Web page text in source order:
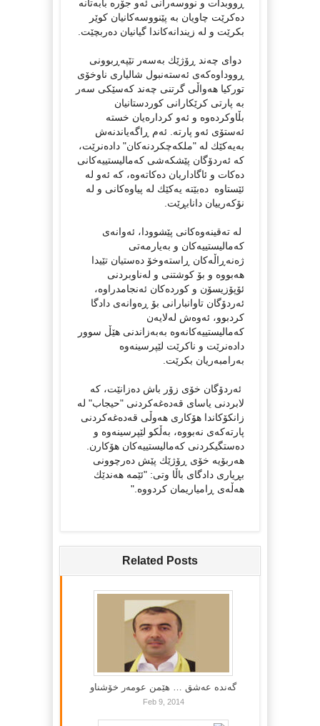
ڕووبدات و نووسه‌رانی ئه‌و جۆره بابه‌تانه
ده‌کرێت چاویان به پێنووسه‌کانیان کوێر
بکرێت و له زیندانه‌کاندا گیانیان ده‌ربچێت.
دوای چه‌ند ڕۆژێك به‌سه‌ر تێپه‌ڕبوونی
ڕووداوه‌که‌ی ئه‌سته‌نبول شالیاری ناوخۆی
تورکیا هه‌واڵی گرتنی چه‌ند که‌سێکی سه‌ر
به پارتی کرێکارانی کوردستانیان
بڵاوکرده‌وه و ئه‌و کرداره‌یان خسته
ئه‌ستۆی ئه‌و پارته‌. ئه‌م ڕاگه‌یاندنه‌ش
به‌یه‌كێك له "ملکه‌چکردنه‌کان" داده‌نرێت،
که ئه‌ردۆگان پێشکه‌شی که‌مالیستییه‌کانی
ده‌کات و ئاگاداریان ده‌کاته‌وه، که ئه‌و له
ئێستاوه ده‌بێته‌ ‌یه‌كێك له پیاوه‌کانی و له
نۆکه‌رییان دانابڕێت.
له ته‌قینه‌وه‌کانی پێشوودا، ئه‌وانه‌ی
که‌مالیستییه‌کان و به‌یارمه‌تی
ژه‌نه‌ڕاڵه‌کان ڕاسته‌وخۆ ده‌ستیان تێیدا
هه‌بووه و بۆ کوشتنی و له‌ناوبردنی
ئۆپۆزیسۆن و کورده‌کان ئه‌نجامدراوه،
ئه‌ردۆگان تاوانبارانی بۆ ڕه‌وانه‌ی دادگا
کردبوو، ئه‌وه‌ش له‌لایه‌ن
که‌مالیستییه‌کانه‌وه به‌به‌زاندنی هێڵ سوور
داده‌نرێت و ناکرێت لێپرسینه‌وه
به‌رامبه‌ریان بکرێت.
ئه‌ردۆگان خۆی زۆر باش ده‌زانێت، که
لابردنی یاسای قه‌ده‌غه‌کردنی "حیجاب" له
زانکۆکاندا هۆکاری هه‌وڵی قه‌ده‌غه‌کردنی
پارته‌که‌ی نه‌بووه، به‌ڵکو لێپرسینه‌وه و
ده‌ستگیکردنی که‌مالیستییه‌کان هۆکارن.
هه‌ربۆیه خۆی ڕۆژێك پێش ده‌رچوونی
بڕیاری دادگای باڵا وتی: "ئێمه هه‌ندێك
هه‌ڵه‌ی ڕامیاریمان کردووه."
Related Posts
گه‌نده‌ عه‌شق … هێمن عومه‌ر خۆشناو
Feb 9, 2014